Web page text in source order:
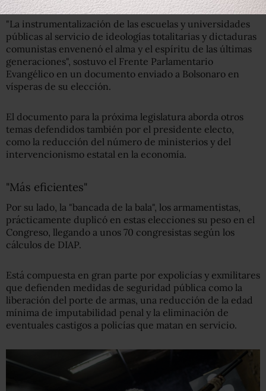
"La instrumentalización de las escuelas y universidades
públicas al servicio de ideologías totalitarias y dictaduras
comunistas envenenó el alma y el espíritu de las últimas
generaciones", sostuvo el Frente Parlamentario
Evangélico en un documento enviado a Bolsonaro en
vísperas de su elección.
El documento para la próxima legislatura aborda otros
temas defendidos también por el presidente electo,
como la reducción del número de ministerios y del
intervencionismo estatal en la economía.
"Más eficientes"
Por su lado, la "bancada de la bala", los armamentistas,
prácticamente duplicó en estas elecciones su peso en el
Congreso, llegando a unos 70 congresistas según los
cálculos de DIAP.
Está compuesta en gran parte por expolicías y exmilitares
que defienden medidas de seguridad pública como la
liberación del porte de armas, una reducción de la edad
mínima de imputabilidad penal y la eliminación de
eventuales castigos a policías que matan en servicio.